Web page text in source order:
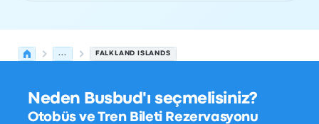
... FALKLAND ISLANDS
Neden Busbud'ı seçmelisiniz?
Otobüs ve Tren Bileti Rezervasyonu